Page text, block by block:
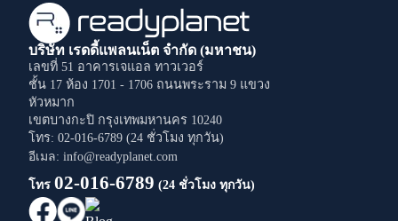
บริษัท เรดดี้แพลนเน็ต จำกัด (มหาชน)
เลขที่ 51 อาคารเจแอล ทาวเวอร์
ชั้น 17 ห้อง 1701 - 1706 ถนนพระราม 9 แขวง
หัวหมาก
เขตบางกะปิ กรุงเทพมหานคร 10240
โทร: 02-016-6789 (24 ชั่วโมง ทุกวัน)
อีเมล: info@readyplanet.com
โทร 02-016-6789 (24 ชั่วโมง ทุกวัน)